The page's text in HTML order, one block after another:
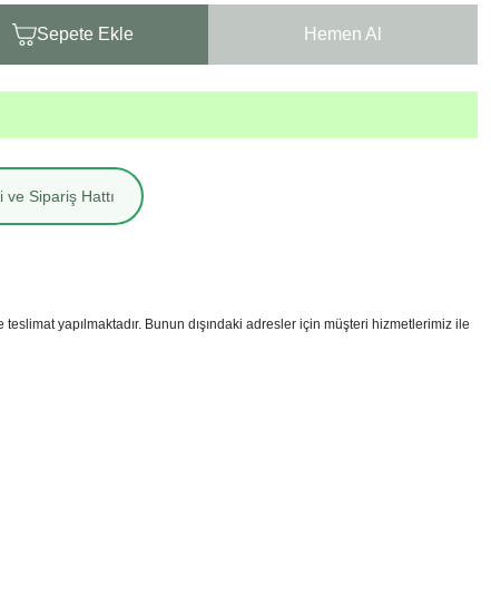
Sepete Ekle Hemen Al
ve Sipariş Hattı
yapılmaktadır. Bunun dışındaki adresler için müşteri hizmetlerimiz ile